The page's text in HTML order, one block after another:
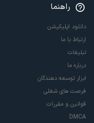
راهنما
دانلود اپلیکیشن
ارتباط با ما
تبلیغات
درباره ما
ابزار توسعه دهندگان
فرصت های شغلی
قوانین و مقررات
DMCA